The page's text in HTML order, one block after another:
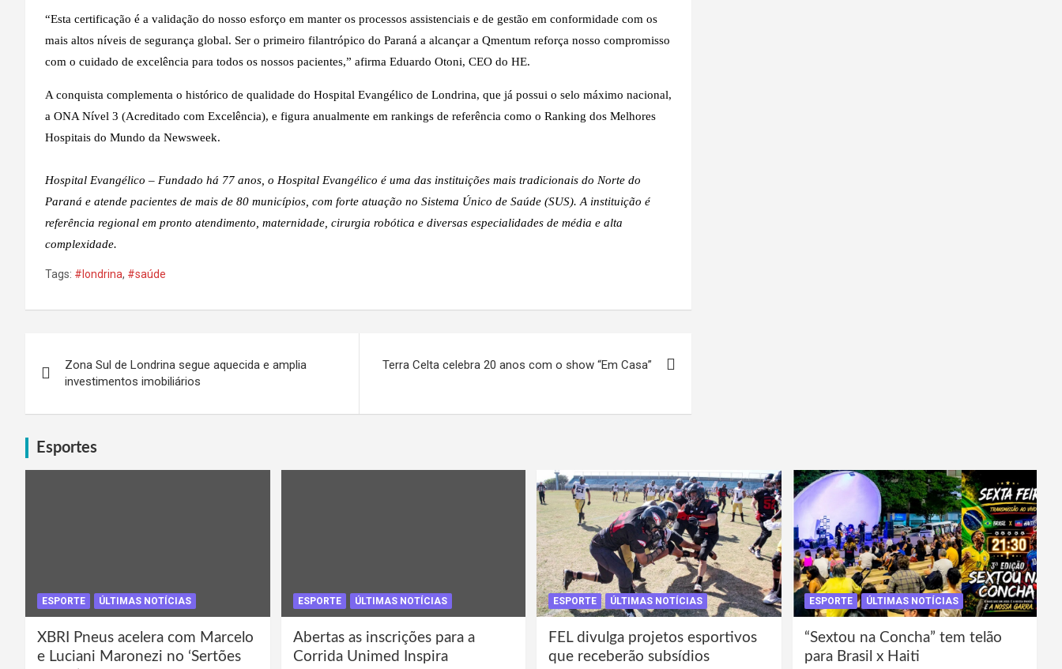
“Esta certificação é a validação do nosso esforço em manter os processos assistenciais e de gestão em conformidade com os
mais altos níveis de segurança global. Ser o primeiro filantrópico do Paraná a alcançar a Qmentum reforça nosso compromisso
com o cuidado de excelência para todos os nossos pacientes,” afirma Eduardo Otoni, CEO do HE.
A conquista complementa o histórico de qualidade do Hospital Evangélico de Londrina, que já possui o selo máximo nacional,
a ONA Nível 3 (Acreditado com Excelência), e figura anualmente em rankings de referência como o Ranking dos Melhores
Hospitais do Mundo da Newsweek.
Hospital Evangélico – Fundado há 77 anos, o Hospital Evangélico é uma das instituições mais tradicionais do Norte do
Paraná e atende pacientes de mais de 80 municípios, com forte atuação no Sistema Único de Saúde (SUS). A instituição é
referência regional em pronto atendimento, maternidade, cirurgia robótica e diversas especialidades de média e alta
complexidade.
Tags: #londrina, #saúde
de
Post
Zona Sul de Londrina segue aquecida e amplia
investimentos imobiliários
Terra Celta celebra 20 anos com o show “Em Casa”
Esportes
ESPORTE ÚLTIMAS NOTÍCIAS
XBRI Pneus acelera com Marcelo
e Luciani Maronezi no ‘Sertões
ESPORTE ÚLTIMAS NOTÍCIAS
Abertas as inscrições para a
Corrida Unimed Inspira
ESPORTE ÚLTIMAS NOTÍCIAS
FEL divulga projetos esportivos
que receberão subsídios
ESPORTE ÚLTIMAS NOTÍCIAS
“Sextou na Concha” tem telão
para Brasil x Haiti